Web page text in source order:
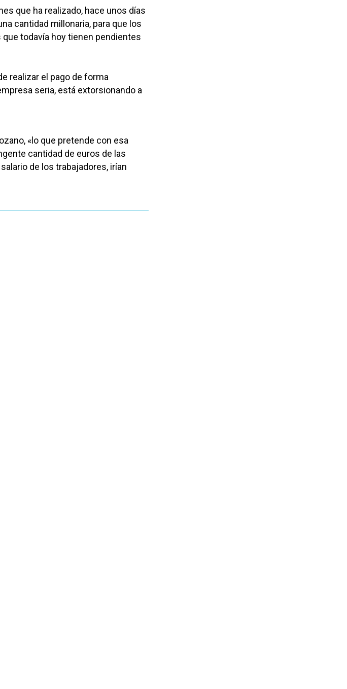
que ha realizado, hace unos días
cantidad millonaria, para que los
todavía hoy tienen pendientes
realizar el pago de forma
seria, está extorsionando a
«lo que pretende con esa
cantidad de euros de las
de los trabajadores, irían